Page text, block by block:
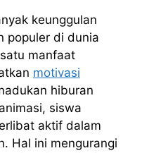
keunggulan
populer di dunia
manfaat
motivasi
hiburan
siswa
aktif dalam
Hal ini mengurangi